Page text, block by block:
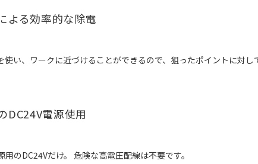
よる効率的な除電
使い、ワークに近づけることができるので、狙ったポイントに対
DC24V電源使用
のDC24Vだけ。 危険な高電圧配線は不要です。